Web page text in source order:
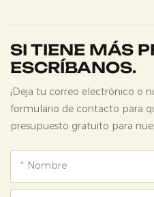
SI TIENE MÁS
ESCRÍBANOS.
¡Deja tu correo electrónico o
formulario de contacto para
presupuesto gratuito para
Nombre